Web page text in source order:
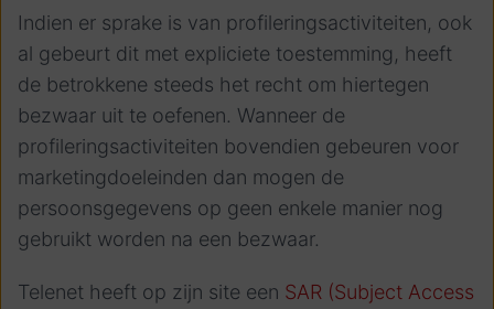
Indien er sprake is van profileringsactiviteiten, ook
al gebeurt dit met expliciete toestemming, heeft
de betrokkene steeds het recht om hiertegen
bezwaar uit te oefenen. Wanneer de
profileringsactiviteiten bovendien gebeuren voor
marketingdoeleinden dan mogen de
persoonsgegevens op geen enkele manier nog
gebruikt worden na een bezwaar.
Telenet heeft op zijn site een SAR (Subject Access